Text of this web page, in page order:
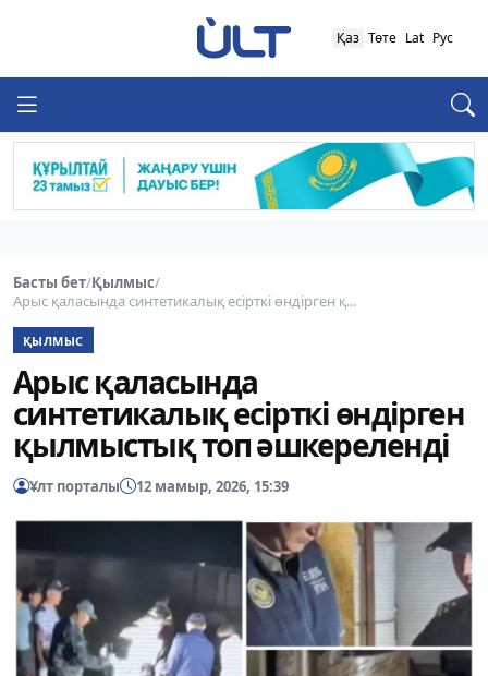
Қаз Төте Lat Рус
Басты бет/Қылмыс/
Арыс қаласында синтетикалық есірткі өндірген қ...
ҚЫЛМЫС
Арыс қаласында
синтетикалық есірткі өндірген
қылмыстық топ әшкереленді
Ұлт порталы 12 мамыр, 2026, 15:39